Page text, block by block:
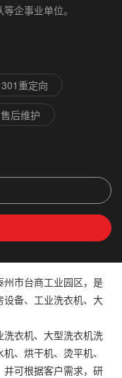
企事业单位。
301重定向
售后维护
市台商工业园区，是
备、工业洗衣机、大
衣机、大型洗衣机洗
、烘干机、烫平机、
可根据客户需求，研